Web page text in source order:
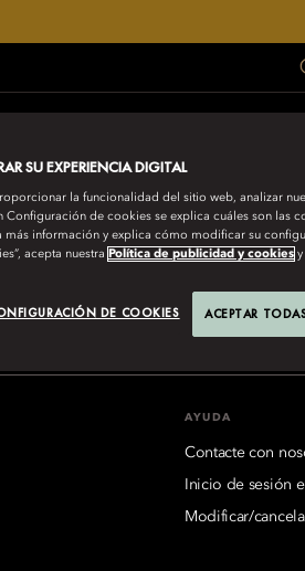
HOTEL GROUP
Westlands Road, Quarry Bay, Hong
AYUDA
Contacte con
Inicio de sesión
Modificar/
SU EXPERIENCIA DIGITAL
la funcionalidad del sitio web, analizar
Configuración de cookies se explica cuáles son las
información y explica cómo modificar su
acepta nuestra Política de publicidad y cookies y
DE COOKIES ACEPTAR